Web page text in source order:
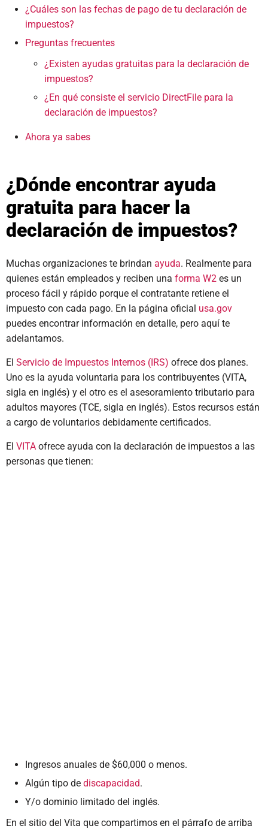
¿Cuáles son las fechas de pago de tu declaración de
impuestos?
Preguntas frecuentes
¿Existen ayudas gratuitas para la declaración de
impuestos?
¿En qué consiste el servicio DirectFile para la
declaración de impuestos?
Ahora ya sabes
¿Dónde encontrar ayuda
gratuita para hacer la
declaración de impuestos?
Muchas organizaciones te brindan ayuda. Realmente para
quienes están empleados y reciben una forma W2 es un
proceso fácil y rápido porque el contratante retiene el
impuesto con cada pago. En la página oficial usa.gov
puedes encontrar información en detalle, pero aquí te
adelantamos.
El Servicio de Impuestos Internos (IRS) ofrece dos planes.
Uno es la ayuda voluntaria para los contribuyentes (VITA,
sigla en inglés) y el otro es el asesoramiento tributario para
adultos mayores (TCE, sigla en inglés). Estos recursos están
a cargo de voluntarios debidamente certificados.
El VITA ofrece ayuda con la declaración de impuestos a las
personas que tienen:
Ingresos anuales de $60,000 o menos.
Algún tipo de discapacidad.
Y/o dominio limitado del inglés.
En el sitio del Vita que compartimos en el párrafo de arriba